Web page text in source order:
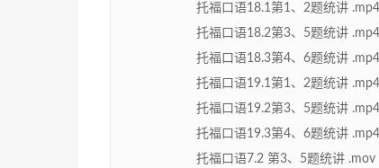
托福口语18.1第1、2题统讲 .mp4
托福口语18.2第3、5题统讲 .mp4
托福口语18.3第4、6题统讲 .mp4
托福口语19.1第1、2题统讲 .mp4
托福口语19.2第3、5题统讲 .mp4
托福口语19.3第4、6题统讲 .mp4
托福口语7.2 第3、5题统讲 .mov